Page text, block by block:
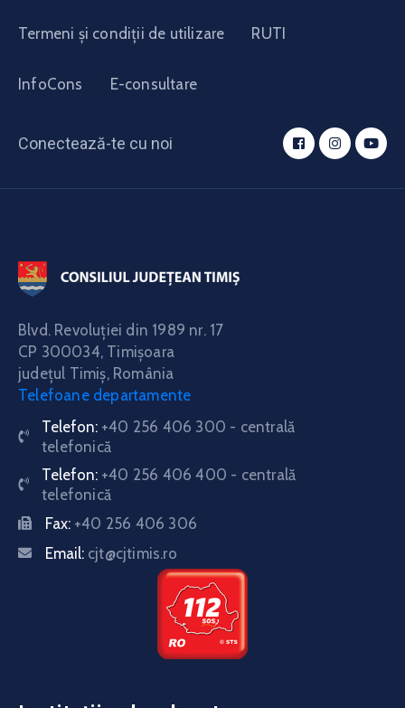
Termeni și condiții de utilizare RUTI
InfoCons E-consultare
Conectează-te cu noi
Blvd. Revoluţiei din 1989 nr. 17
CP 300034, Timişoara
judeţul Timiş, România
Telefoane departamente
Telefon: +40 256 406 300 - centrală
telefonică
Telefon: +40 256 406 400 - centrală
telefonică
Fax: +40 256 406 306
Email: cjt@cjtimis.ro